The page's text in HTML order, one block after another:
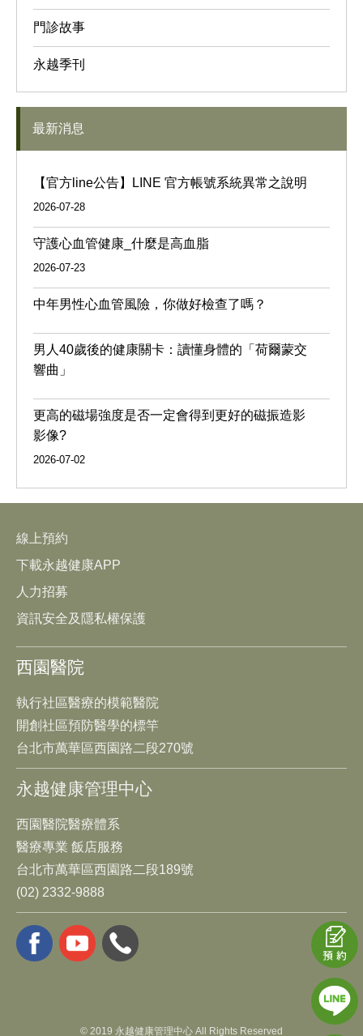
門診故事
永越季刊
最新消息
【官方line公告】LINE 官方帳號系統異常之說明
2026-07-28
守護心血管健康_什麼是高血脂
2026-07-23
中年男性心血管風險，你做好檢查了嗎？
男人40歲後的健康關卡：讀懂身體的「荷爾蒙交
響曲」
更高的磁場強度是否一定會得到更好的磁振造影
影像?
2026-07-02
線上預約
下載永越健康APP
人力招募
資訊安全及隱私權保護
西園醫院
執行社區醫療的模範醫院
開創社區預防醫學的標竿
台北市萬華區西園路二段270號
永越健康管理中心
西園醫院醫療體系
醫療專業 飯店服務
台北市萬華區西園路二段189號
(02) 2332-9888
© 2019 永越健康管理中心 All Rights Reserved